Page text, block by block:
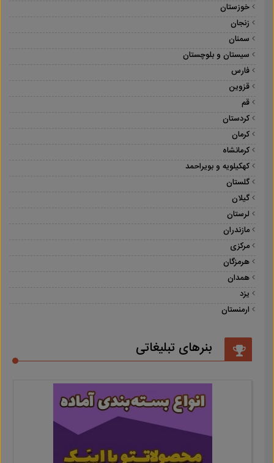
خوزستان
زنجان
سمنان
سیستان و بلوچستان
فارس
قزوین
قم
کردستان
کرمان
کرمانشاه
کهکیلویه و بویراحمد
گلستان
گیلان
لرستان
مازندران
مرکزی
هرمزگان
همدان
یزد
ارمنستان
بنرهای تبلیغاتی